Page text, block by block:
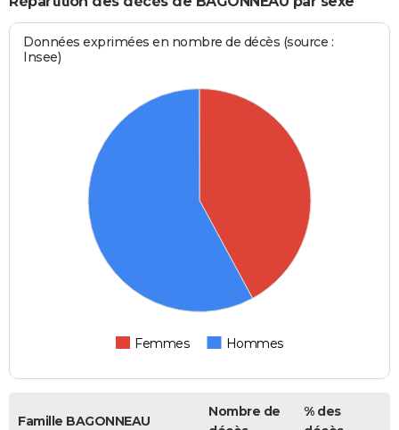
Données exprimées en nombre de décès (source :
Insee)
Femmes Hommes
Famille BAGONNEAU
Nombre de
% des